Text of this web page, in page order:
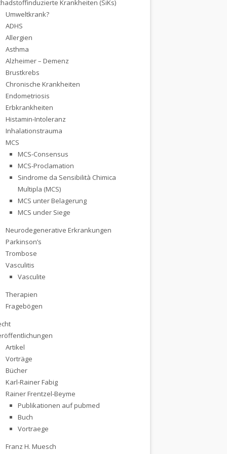
Krankheiten (SiKs)
Umweltkrank?
ADHS
Allergien
Asthma
Alzheimer – Demenz
Brustkrebs
Chronische Krankheiten
Endometriosis
Erbkrankheiten
Histamin-Intoleranz
Inhalationstrauma
MCS
MCS-Consensus
MCS-Proclamation
Sindrome da Sensibilità Chimica
Multipla (MCS)
MCS unter Belagerung
MCS under Siege
Neurodegenerative Erkrankungen
Parkinson’s
Trombose
Vasculitis
Vasculite
Therapien
Fragebögen
Artikel
Vorträge
Bücher
Karl-Rainer Fabig
Rainer Frentzel-Beyme
Publikationen auf pubmed
Buch
Vortraege
Franz H. Muesch